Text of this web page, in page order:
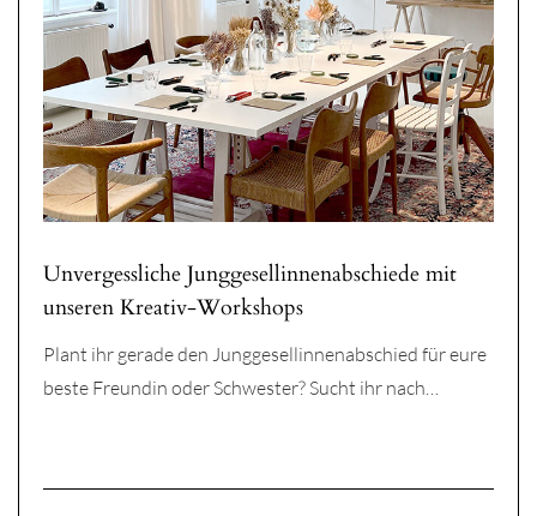
Unvergessliche Junggesellinnenabschiede mit
unseren Kreativ-Workshops
Plant ihr gerade den Junggesellinnenabschied für eure
beste Freundin oder Schwester? Sucht ihr nach…